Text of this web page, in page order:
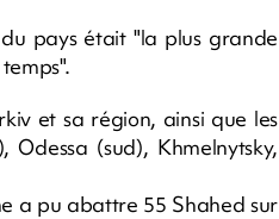
pays était "la plus grande
et sa région, ainsi que les
(sud), Khmelnytsky,
a pu abattre 55 Shahed sur